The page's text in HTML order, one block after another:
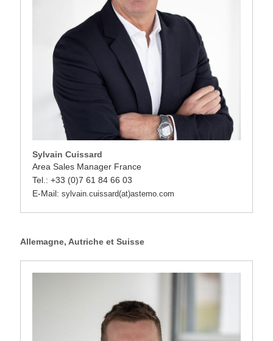
Sylvain Cuissard
Area Sales Manager France
Tel.: +33 (0)7 61 84 66 03
E-Mail:sylvain.cuissard(at)astemo.com
Allemagne, Autriche et Suisse